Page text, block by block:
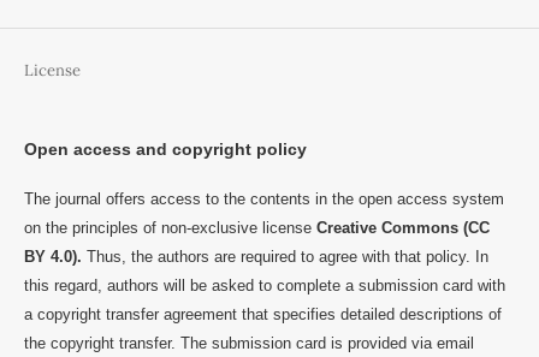
License
Open access and copyright policy
The journal offers access to the contents in the open access system
on the principles of non-exclusive license Creative Commons (CC
BY 4.0). Thus, the authors are required to agree with that policy. In
this regard, authors will be asked to complete a submission card with
a copyright transfer agreement that specifies detailed descriptions of
the copyright transfer. The submission card is provided via email